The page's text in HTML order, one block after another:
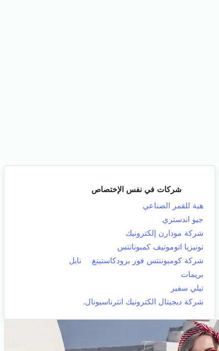
شركات في نفس الإختصاص
هبة للقمر الصناعي
جيو اندستري
شركة مودارن إلكترونيك
تونيزيا اتوموتيف كمبونانتس
شركة كومبوننتس فور برودكاستينغ
نابل
بريمات
تيلي سفير
شركة ديجيتال الكترونيك انترناسيونال.